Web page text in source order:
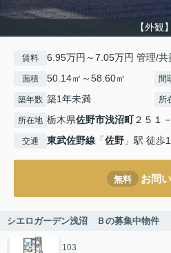
【外観】
賃料 6.95万円～7.05万円 管理/共
面積 50.14㎡～58.60㎡ 間
築年数 築1年未満 所
所在地 栃木県佐野市浅沼町２５１
交通 東武佐野線 「佐野 」駅 徒歩
無料 お問
シエロガーデン浅沼 Ｂの募集中物件
103